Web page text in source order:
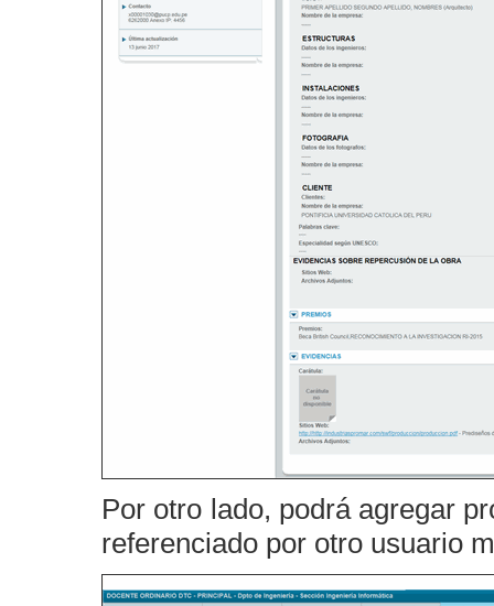
Por otro lado, podrá agregar
referenciado por otro usuario